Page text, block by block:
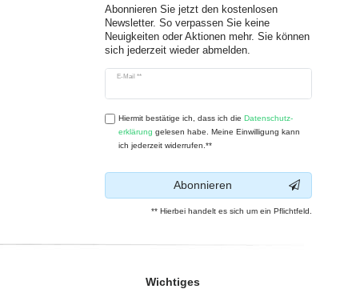
Abonnieren Sie jetzt den kostenlosen
Newsletter. So verpassen Sie keine
Neuigkeiten oder Aktionen mehr. Sie können
sich jederzeit wieder abmelden.
E-Mail **
Newsletter
Hiermit bestätige ich, dass ich die Daten­schutz­
erklärung gelesen habe. Meine Einwilligung kann
ich jederzeit widerrufen.**
Abonnieren
** Hierbei handelt es sich um ein Pflichtfeld.
Wichtiges